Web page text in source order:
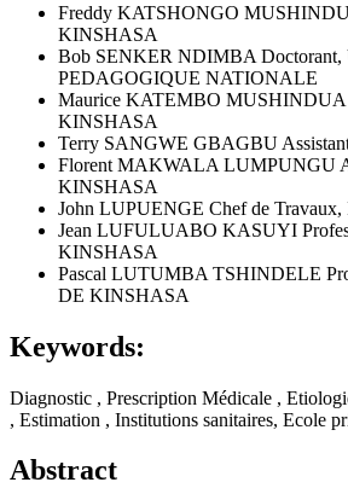
Freddy KATSHONGO
KINSHASA
Bob SENKER NDIMBA
PEDAGOGIQUE NATIONALE
Maurice KATEMBO MUSHINDUA
KINSHASA
Terry SANGWE GBAGBU
Florent MAKWALA LUMPUNGU
KINSHASA
John LUPUENGE Chef de
Jean LUFULUABO KASUYI
KINSHASA
Pascal LUTUMBA TSHINDELE
DE KINSHASA
Keywords:
Diagnostic , Prescription Médicale ,
, Estimation , Institutions sanitaires, Ecole
Abstract